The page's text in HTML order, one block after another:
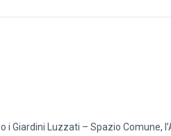
i Giardini Luzzati – Spazio Comune,